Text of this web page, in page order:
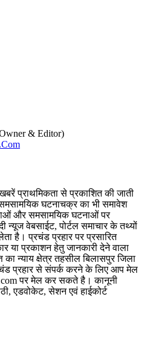
& Editor)
प्राथमिकता से प्रकाशित की जाती
घटनाचक्र का भी समावेश
और समसामयिक घटनाओं पर
न्यूज वेबसाईट, पोर्टल समाचार के तथ्यों
है। प्रचंड प्रहार पर प्रसारित
या प्रकाशन हेतु जानकारी देने वाला
का न्याय क्षेत्र तहसील बिलासपुर जिला
प्रहार से संपर्क करने के लिए आप मेल
पर मेल कर सकते है। कानूनी
एडवोकेट, सेशन एवं हाईकोर्ट